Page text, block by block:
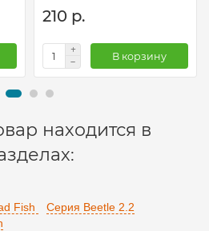
210 р.
В корзину
находится в
Fish
Серия Beetle 2.2